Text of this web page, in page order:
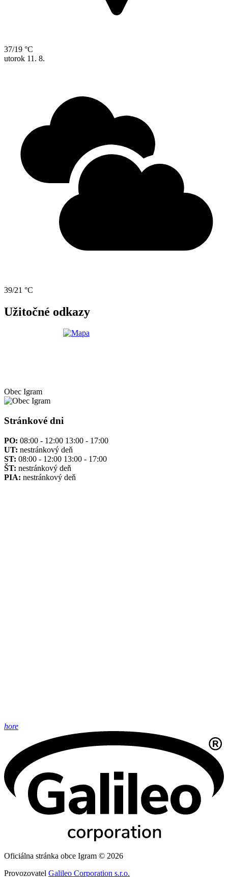
37/19 °C
utorok 11. 8.
39/21 °C
Užitočné odkazy
Obec Igram
Stránkové dni
PO: 08:00 - 12:00 13:00 - 17:00
UT: nestránkový deň
ST: 08:00 - 12:00 13:00 - 17:00
ŠT: nestránkový deň
PIA: nestránkový deň
hore
Oficiálna stránka obce Igram © 2026
Provozovatel Galileo Corporation s.r.o.